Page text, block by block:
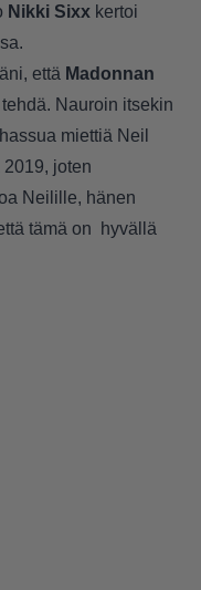
Nikki Sixx kertoi
että Madonnan
Nauroin itsekin
miettiä Neil
joten
Neilille, hänen
tämä on hyvällä